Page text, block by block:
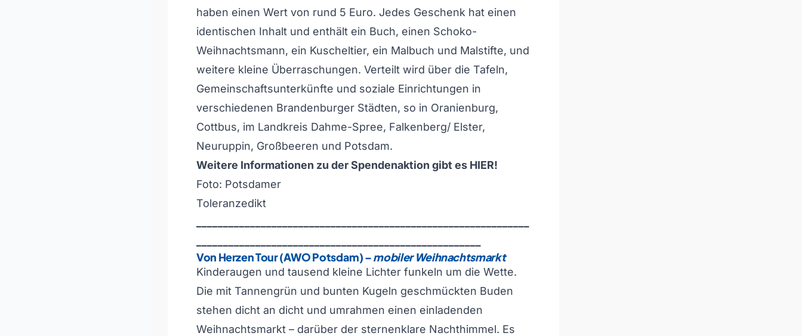
haben einen Wert von rund 5 Euro. Jedes Geschenk hat einen
identischen Inhalt und enthält ein Buch, einen Schoko-
Weihnachtsmann, ein Kuscheltier, ein Malbuch und Malstifte, und
weitere kleine Überraschungen. Verteilt wird über die Tafeln,
Gemeinschaftsunterkünfte und soziale Einrichtungen in
verschiedenen Brandenburger Städten, so in Oranienburg,
Cottbus, im Landkreis Dahme-Spree, Falkenberg/ Elster,
Neuruppin, Großbeeren und Potsdam.
Weitere Informationen zu der Spendenaktion gibt es HIER!
Foto: Potsdamer
Toleranzedikt
Von Herzen Tour (AWO Potsdam)–mobiler Weihnachtsmarkt
Kinderaugen und tausend kleine Lichter funkeln um die Wette.
Die mit Tannengrün und bunten Kugeln geschmückten Buden
stehen dicht an dicht und umrahmen einen einladenden
Weihnachtsmarkt – darüber der sternenklare Nachthimmel. Es